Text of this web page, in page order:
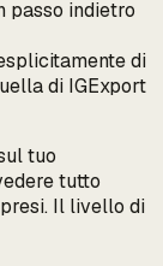
passo indietro
di
di IGExport
tuo
tutto
Il livello di